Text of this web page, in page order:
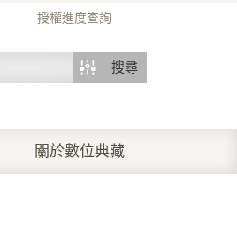
授權進度查詢
搜尋
關於數位典藏